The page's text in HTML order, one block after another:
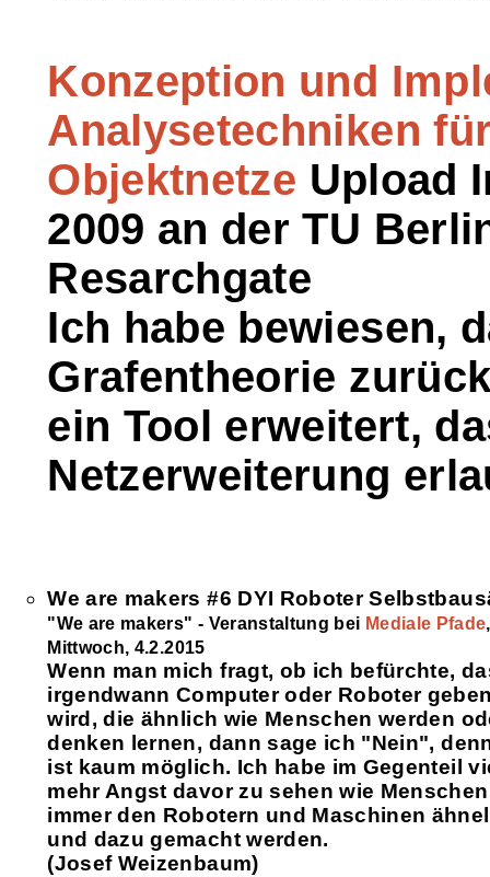
Konzeption und
Analysetechniken
Objektnetze Upload
2009 an der TU
Resarchgate
Ich habe bewiesen,
Grafentheorie
ein Tool erweitert,
Netzerweiterung
We are makers #6 DYI Roboter
"We are makers" - Veranstaltung bei Mediale Pfade,
Mittwoch, 4.2.2015
Wenn man mich fragt, ob ich befürchte,
irgendwann Computer oder Roboter
wird, die ähnlich wie Menschen werden
denken lernen, dann sage ich "Nein",
ist kaum möglich. Ich habe im Gegenteil
mehr Angst davor zu sehen wie Menschen
immer den Robotern und Maschinen
und dazu gemacht werden.
(Josef Weizenbaum)